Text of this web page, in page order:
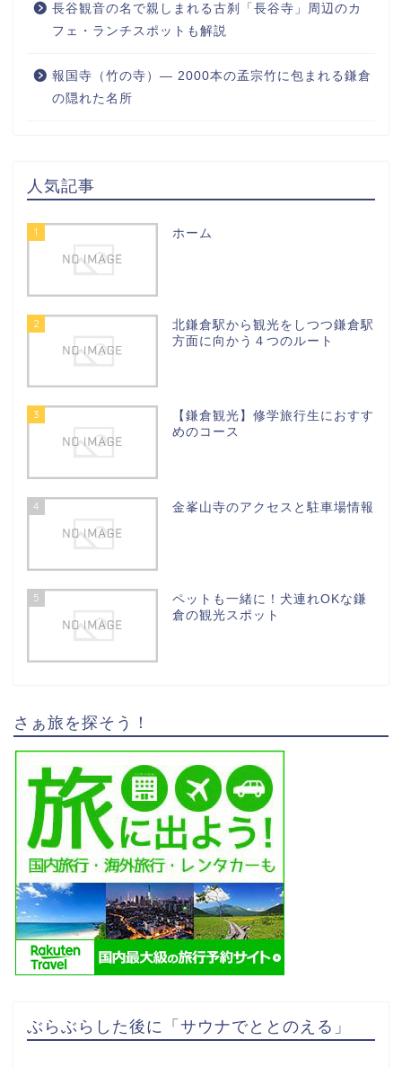
長谷観音の名で親しまれる古刹「長谷寺」周辺のカ
フェ・ランチスポットも解説
報国寺（竹の寺）― 2000本の孟宗竹に包まれる鎌倉
の隠れた名所
人気記事
1 ホーム
2
北鎌倉駅から観光をしつつ鎌倉駅
方面に向かう４つのルート
3
【鎌倉観光】修学旅行生におすす
めのコース
4 金峯山寺のアクセスと駐車場情報
5
ペットも一緒に！犬連れOKな鎌
倉の観光スポット
さぁ旅を探そう！
ぶらぶらした後に「サウナでととのえる」